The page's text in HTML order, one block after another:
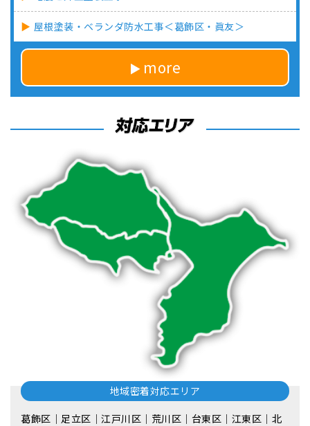
屋根塗装・ベランダ防水工事＜葛飾区・眞友＞
more
地域密着対応エリア
葛飾区｜足立区｜江戸川区｜荒川区｜台東区｜江東区｜北